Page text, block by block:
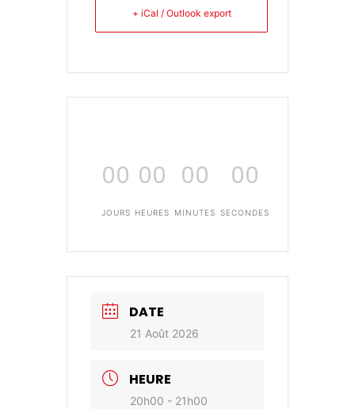
+ iCal / Outlook export
00
JOURS
00
HEURES
00
MINUTES
00
SECONDES
DATE
21 Août 2026
HEURE
20h00 - 21h00